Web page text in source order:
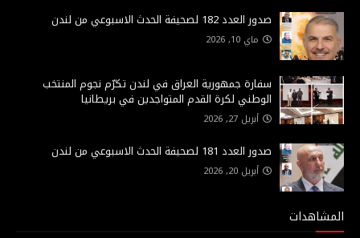
صدور العدد 182 لصحيفة الحدث الاسبوعي من لندن
ماي 10, 2026
سفارة جمهورية العراق في لندن تكرّم نجوم المنتخب
الوطني لكرة القدم المتواجدين في بريطانيا
أبريل 27, 2026
صدور العدد 181 لصحيفة الحدث الاسبوعي من لندن
أبريل 20, 2026
المشاهدات